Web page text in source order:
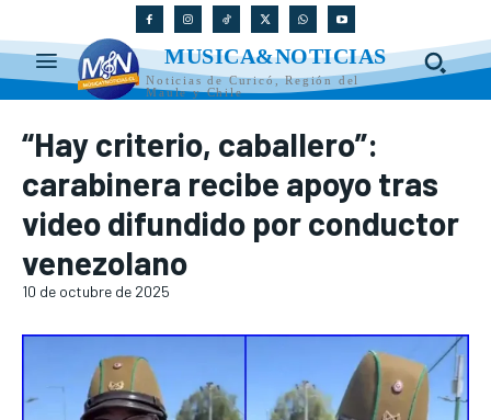
MUSICA&NOTICIAS
Noticias de Curicó, Región del
Maule y Chile
“Hay criterio, caballero”:
carabinera recibe apoyo tras
video difundido por conductor
venezolano
10 de octubre de 2025